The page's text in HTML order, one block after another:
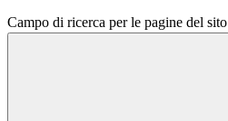
Campo di ricerca per le pagine del sito